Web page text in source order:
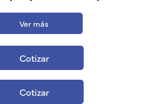
Ver más
Cotizar
Cotizar